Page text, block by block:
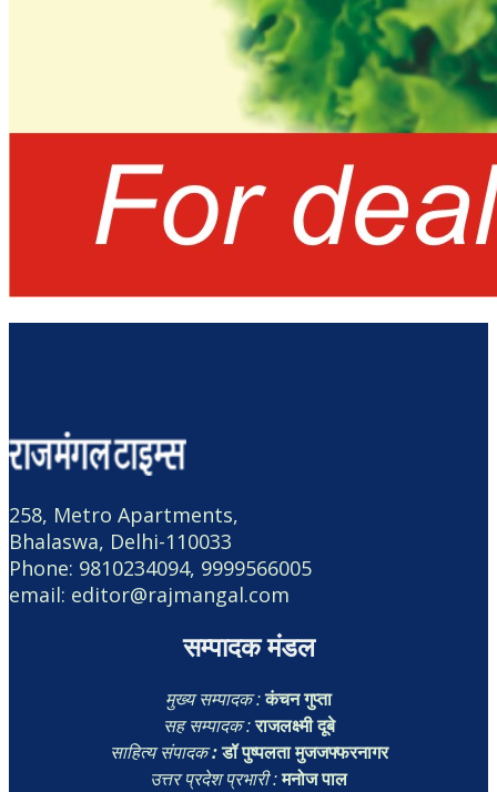
258, Metro Apartments,
Bhalaswa, Delhi-110033
Phone: 9810234094, 9999566005
email: editor@rajmangal.com
सम्पादक मंडल
मुख्य सम्पादक :कंचन गुप्ता
सह सम्पादक :राजलक्ष्मी दूबे
साहित्य संपादक:डॉ पुष्पलता मुजजफ्फरनागर
उत्तर प्रदेश प्रभारी :मनोज पाल